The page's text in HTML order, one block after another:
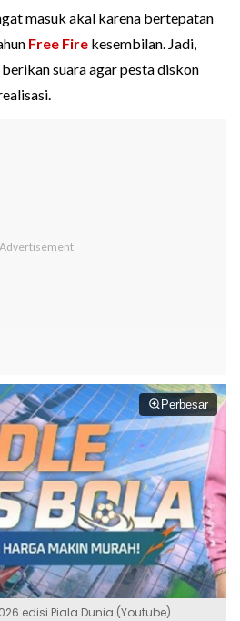
masuk akal karena bertepatan
Free Fire kesembilan. Jadi,
suara agar pesta diskon
Perbesar
edisi Piala Dunia (Youtube)